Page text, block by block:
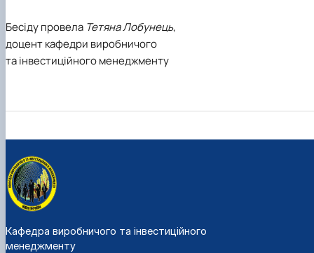
Бесіду провела Тетяна Лобунець,
доцент кафедри виробничого
та інвестиційного менеджменту
Кафедра виробничого та інвестиційного
менеджменту